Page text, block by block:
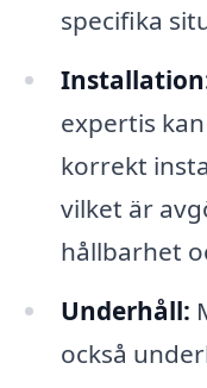
specifika
expertis
korrekt
vilket är
hållbarhet
Underhåll:
också